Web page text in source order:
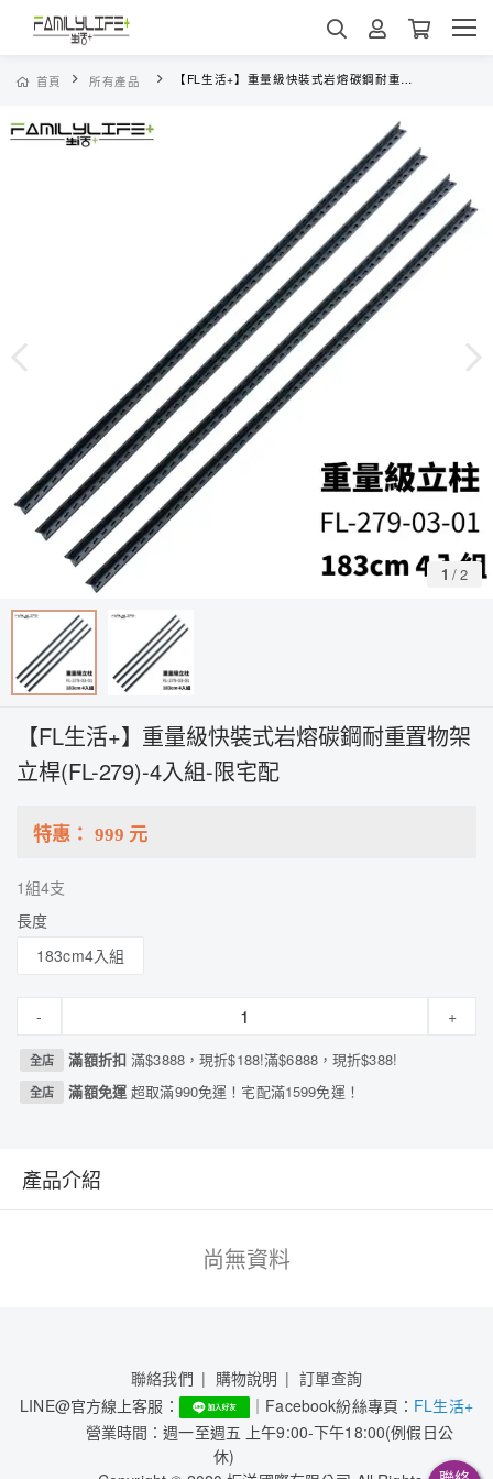
首頁 所有產品 【FL生活+】重量級快裝式岩熔碳鋼耐重置物架立桿(FL-279)-4入組-限宅配
1 /2
【FL生活+】重量級快裝式岩熔碳鋼耐重置物架
立桿(FL-279)-4入組-限宅配
特惠： 999 元
1組4支
長度
183cm4入組
- +
全店 滿額折扣滿$3888，現折$188!滿$6888，現折$388!
全店 滿額免運超取滿990免運！宅配滿1599免運！
產品介紹
尚無資料
聯絡我們 購物說明
訂單查詢
LINE@官方線上客服：
｜Facebook紛絲專頁： FL生活+
營業時間：週一至週五 上午9:00-下午18:00(例假日公
休)